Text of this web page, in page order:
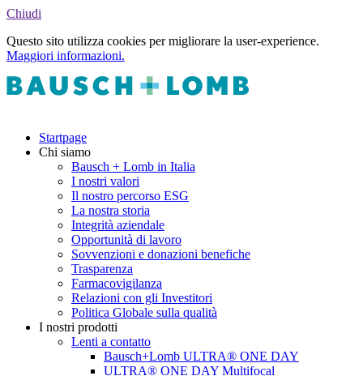
Chiudi
Questo sito utilizza cookies per migliorare la user-experience.
Maggiori informazioni.
Startpage
Chi siamo
Bausch + Lomb in Italia
I nostri valori
Il nostro percorso ESG
La nostra storia
Integrità aziendale
Opportunità di lavoro
Sovvenzioni e donazioni benefiche
Trasparenza
Farmacovigilanza
Relazioni con gli Investitori
Politica Globale sulla qualità
I nostri prodotti
Lenti a contatto
Bausch+Lomb ULTRA® ONE DAY
ULTRA® ONE DAY Multifocal